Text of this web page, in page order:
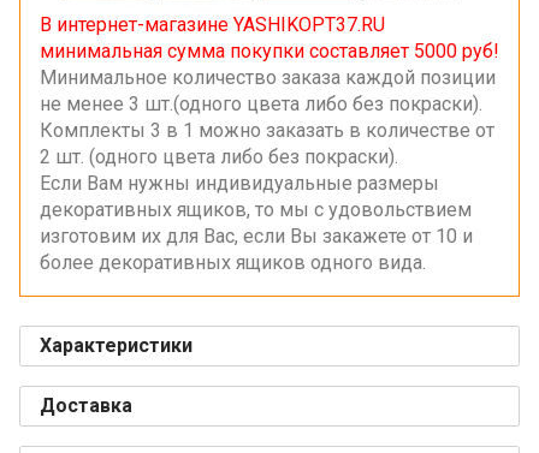
В интернет-магазине YASHIKOPT37.RU
минимальная сумма покупки составляет 5000 руб!
Минимальное количество заказа каждой позиции
не менее 3 шт.(одного цвета либо без покраски).
Комплекты 3 в 1 можно заказать в количестве от
2 шт. (одного цвета либо без покраски).
Если Вам нужны индивидуальные размеры
декоративных ящиков, то мы с удовольствием
изготовим их для Вас, если Вы закажете от 10 и
более декоративных ящиков одного вида.
Характеристики
Доставка